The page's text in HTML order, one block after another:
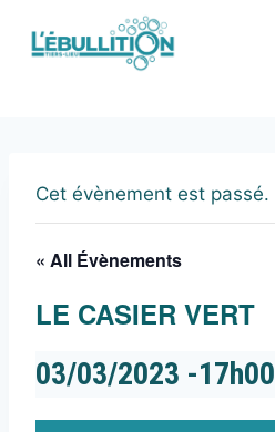
Cet évènement est passé.
« All Évènements
LE CASIER VERT
03/03/2023 -17h00